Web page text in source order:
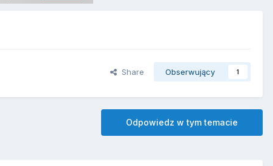
Share Obserwujący 1
Odpowiedz w tym temacie